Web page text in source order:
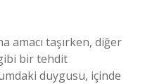
amacı taşırken, diğer
bir tehdit
duygusu, içinde